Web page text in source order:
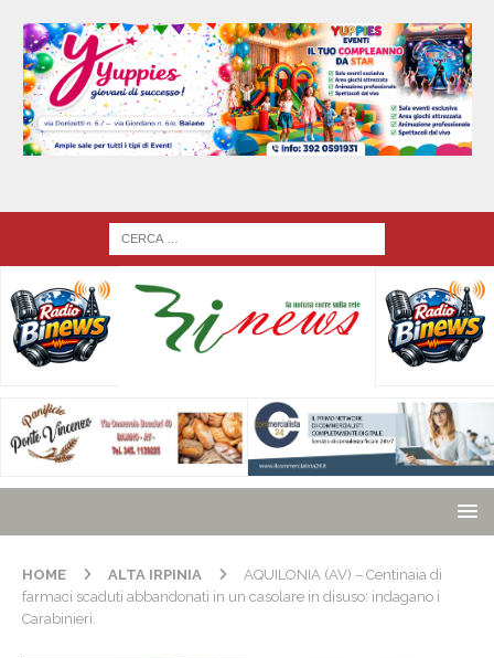
HOME ALTA IRPINIA
AQUILONIA (AV) – Centinaia di
farmaci scaduti abbandonati in un casolare in disuso: indagano i
Carabinieri.